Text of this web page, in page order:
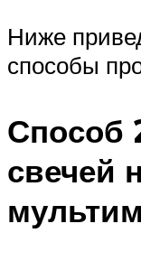
Ниже
способы
Способ
свечей